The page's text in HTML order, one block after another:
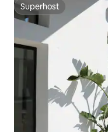
Superhost
Superhost